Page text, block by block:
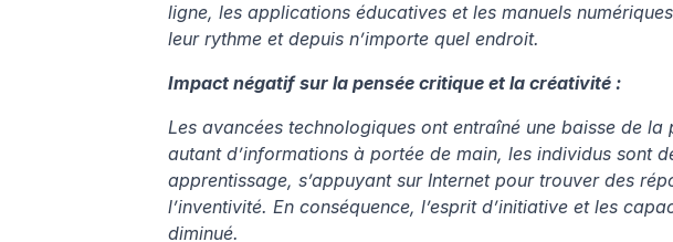
ligne, les applications éducatives et les manuels
leur rythme et depuis n’importe quel endroit.
Impact négatif sur la pensée critique et la créativité :
Les avancées technologiques ont entraîné une baisse de
autant d’informations à portée de main, les individus sont
apprentissage, s’appuyant sur Internet pour trouver des
l’inventivité. En conséquence, l’esprit d’initiative et les
diminué.